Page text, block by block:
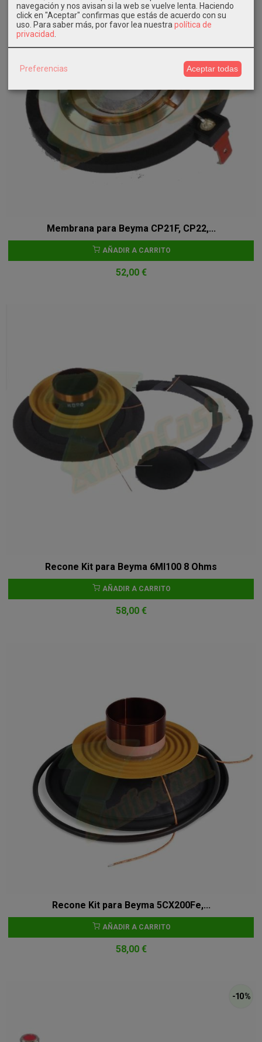
Membrana para Beyma CP21F, CP22,...
AÑADIR A CARRITO
52,00 €
Recone Kit para Beyma 6MI100 8 Ohms
AÑADIR A CARRITO
58,00 €
Recone Kit para Beyma 5CX200Fe,...
AÑADIR A CARRITO
58,00 €
-10 %
navegación y nos avisan si la web se vuelve lenta. Haciendo
click en "Aceptar" confirmas que estás de acuerdo con su
uso. Para saber más, por favor lea nuestra política de
privacidad
Preferencias Aceptar todas